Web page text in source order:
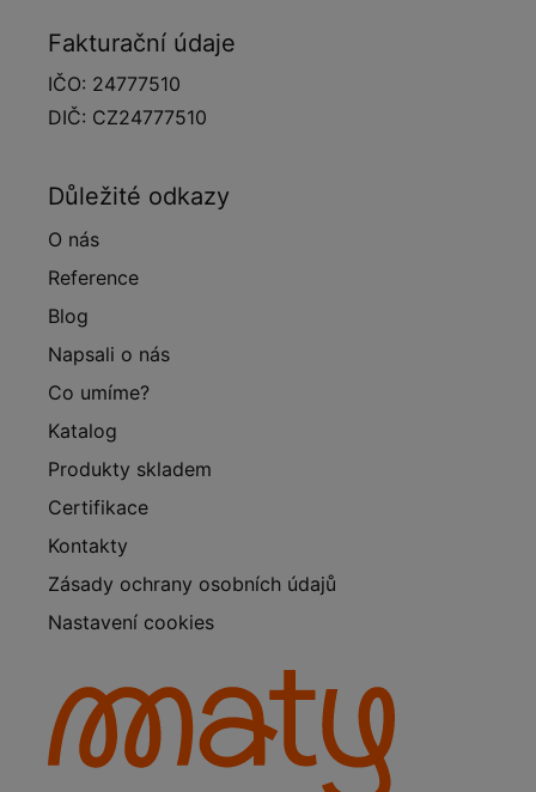
Fakturační údaje
IČO: 24777510
DIČ: CZ24777510
Důležité odkazy
O nás
Reference
Blog
Napsali o nás
Co umíme?
Katalog
Produkty skladem
Certifikace
Kontakty
Zásady ochrany osobních údajů
Nastavení cookies